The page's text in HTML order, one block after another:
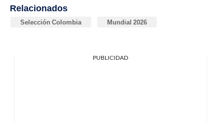
Relacionados
Selección Colombia Mundial 2026
PUBLICIDAD